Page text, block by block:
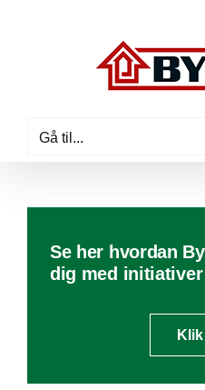
Gå til...
Se her hvordan
dig med